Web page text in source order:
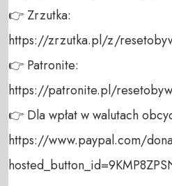
👉 Zrzutka:
https://zrzutka.pl/z/
👉 Patronite:
https://patronite.pl/
👉 Dla wpłat w walutach
https://www.paypal.com/